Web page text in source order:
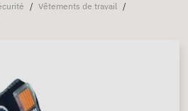
/ Vêtements de travail /